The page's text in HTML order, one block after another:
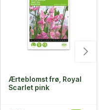
Ærteblomst frø, Royal
Scarlet pink